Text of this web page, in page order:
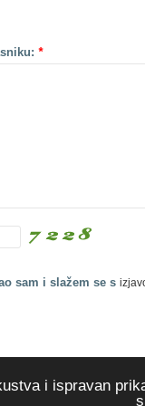
i ispravan
*
sam i slažem se s